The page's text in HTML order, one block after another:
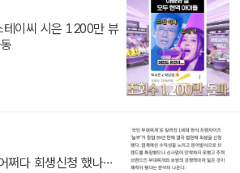
테이씨 시은 1200만 뷰
쩌다 회생신청 했나…